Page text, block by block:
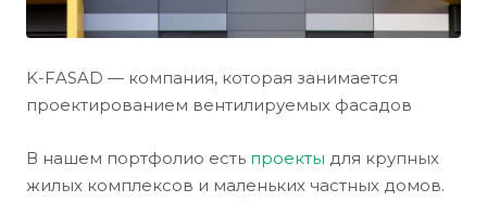
K-FASAD — компания, которая занимается
проектированием вентилируемых фасадов
В нашем портфолио есть проекты для крупных
жилых комплексов и маленьких частных домов.